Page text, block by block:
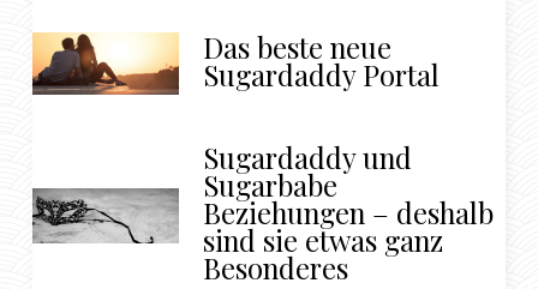
Das beste neue
Sugardaddy Portal
Sugardaddy und
Sugarbabe
Beziehungen – deshalb
sind sie etwas ganz
Besonderes